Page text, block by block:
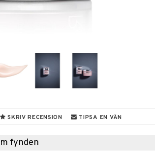
SKRIV RECENSION TIPSA EN VÄN
fynden